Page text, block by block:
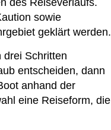
des Reiseverlaufs.
sowie
geklärt werden.
drei Schritten
entscheiden, dann
anhand der
eine Reiseform, die